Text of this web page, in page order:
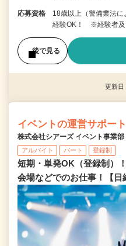
応募資格
18歳以上（警備業法
経験OK！ ※経験者及
後で見る
更新
イベントの運営サポート
株式会社シアーズ イベント事業部
アルバイト パート 登録制
短期・単発OK（登録制）
会場などでのお仕事！【日